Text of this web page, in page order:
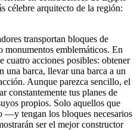
célebre arquitecto de la región:
transportan bloques de
monumentos emblemáticos. En
cuatro acciones posibles: obtener
una barca, llevar una barca a un
Aunque parezca sencillo, el
constantemente tus planes de
propios. Solo aquellos que
—y tengan los bloques necesarios
ser el mejor constructor